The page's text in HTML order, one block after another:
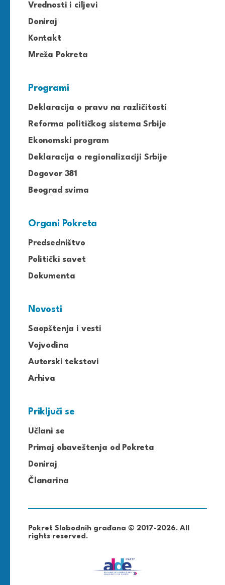
Vrednosti i ciljevi
Doniraj
Kontakt
Mreža Pokreta
Programi
Deklaracija o pravu na različitosti
Reforma političkog sistema Srbije
Ekonomski program
Deklaracija o regionalizaciji Srbije
Dogovor 381
Beograd svima
Organi Pokreta
Predsedništvo
Politički savet
Dokumenta
Novosti
Saopštenja i vesti
Vojvodina
Autorski tekstovi
Arhiva
Priključi se
Učlani se
Primaj obaveštenja od Pokreta
Doniraj
Članarina
Pokret Slobodnih građana © 2017-2026. All
rights reserved.